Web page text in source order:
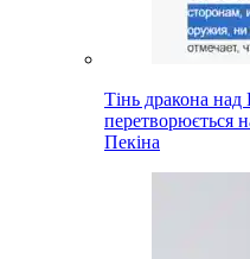
Тінь дракона
перетворюється
Пекіна